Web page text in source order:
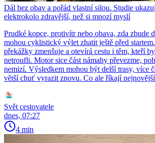
Dál bez obav a pořád vlastní silou. Studie
elektrokolo zdravější, než si mnozí myslí
Prudké kopce, protivítr nebo obava, zda zbude
mohou cyklistický výlet zhatit ještě před
překážky zmenšuje a otevírá cestu i těm, kteří
netroufli. Motor sice část námahy převezme,
nemizí. Výsledkem mohou být delší trasy, více
větší chuť vyrazit znovu. Co ale říkají
Svět cestovatele
dnes, 07:27
4 min